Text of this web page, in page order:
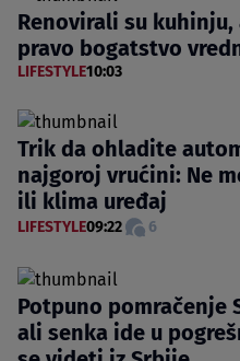
Renovirali su
pravo bogatstvo
LIFESTYLE10:03
Trik da ohladite
najgoroj vrućini: Ne
ili klima uređaj
LIFESTYLE09:22 6
Potpuno pomračenje
ali senka ide u